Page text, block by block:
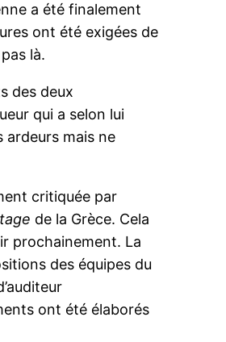
a été finalement
ont été exigées de
là.
des deux
qui a selon lui
ardeurs mais ne
critiquée par
de la Grèce. Cela
prochainement. La
des équipes du
ont été élaborés